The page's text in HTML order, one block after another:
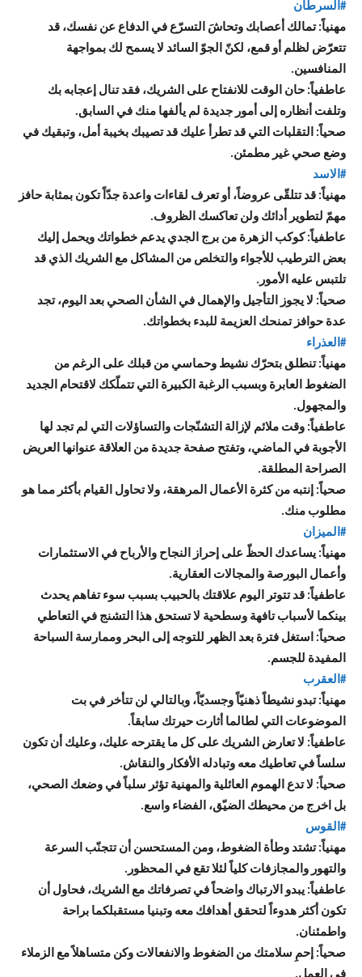
#السرطان
مهنياً: تمالك أعصابك وتحاشَ التسرّع في الدفاع عن نفسك، قد
تتعرّض لظلم أو قمع، لكنّ الجوّ السائد لا يسمح لك بمواجهة
المنافسين.
عاطفياً: حان الوقت للانفتاح على الشريك، فقد تنال إعجابه بك
وتلفت أنظاره إلى أمور جديدة لم يألفها منك في السابق.
صحياً: التقلبات التي قد تطرأ عليك قد تصيبك بخيبة أمل، وتبقيك في
وضع صحي غير مطمئن.
#الاسد
مهنياً: قد تتلقّى عروضاً، أو تعرف لقاءات واعدة جدّاً تكون بمثابة حافز
مهمّ لتطوير أدائك ولن تعاكسك الظروف.
عاطفياً: كوكب الزهرة من برج الجدي يدعم خطواتك ويحمل إليك
بعض الترطيب للأجواء والتخلص من المشاكل مع الشريك الذي قد
تلتبس عليه الأمور.
صحياً: لا يجوز التأجيل والإهمال في الشأن الصحي بعد اليوم، تجد
عدة حوافز تمنحك العزيمة للبدء بخطواتك.
#العذراء
مهنياً: تنطلق بتحرّك نشيط وحماسي من قبلك على الرغم من
الضغوط العابرة وبسبب الرغبة الكبيرة التي تتملّكك لاقتحام الجديد
والمجهول.
عاطفياً: وقت ملائم لإزالة التشنّجات والتساؤلات التي لم تجد لها
الأجوبة في الماضي، وتفتح صفحة جديدة من العلاقة عنوانها العريض
الصراحة المطلقة.
صحياً: إنتبه من كثرة الأعمال المرهقة، ولا تحاول القيام بأكثر مما هو
مطلوب منك.
#الميزان
مهنياً: يساعدك الحظّ على إحراز النجاح والأرباح في الاستثمارات
وأعمال البورصة والمجالات العقارية.
عاطفياً: قد تتوتر اليوم علاقتك بالحبيب بسبب سوء تفاهم يحدث
بينكما لأسباب تافهة وسطحية لا تستحق هذا التشنج في التعاطي
صحياً: استغل فترة بعد الظهر للتوجه إلى البحر وممارسة السباحة
المفيدة للجسم.
#العقرب
مهنياً: تبدو نشيطاً ذهنيّاً وجسديّاً، وبالتالي لن تتأخر في بت
الموضوعات التي لطالما أثارت حيرتك سابقاً.
عاطفياً: لا تعارض الشريك على كل ما يقترحه عليك، وعليك أن تكون
سلساً في تعاطيك معه وتبادله الأفكار والنقاش.
صحياً: لا تدع الهموم العائلية والمهنية تؤثر سلباً في وضعك الصحي،
بل اخرج من محيطك الضيّق، الفضاء واسع.
#القوس
مهنياً: تشتد وطأة الضغوط، ومن المستحسن أن تتجنّب السرعة
والتهور والمجازفات كلياً لئلا تقع في المحظور.
عاطفياً: يبدو الارتباك واضحاً في تصرفاتك مع الشريك، فحاول أن
تكون أكثر هدوءاً لتحقق أهدافك معه وتبنيا مستقبلكما براحة
واطمئنان.
صحياً: إحمِ سلامتك من الضغوط والانفعالات وكن متساهلاً مع الزملاء